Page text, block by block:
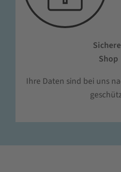
Shop
Ihre Daten sind bei uns